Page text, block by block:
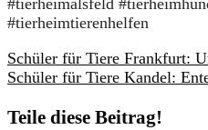
#tierheimalsfeld
#tierheimtierenhelfen
Schüler für Tiere Frankfurt:
Schüler für Tiere Kandel:
Teile diese Beitrag!